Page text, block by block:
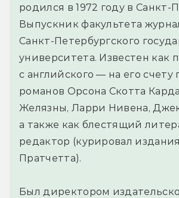
родился в 1972 году в Санкт-
Выпускник факультета
Санкт-Петербургского
университета. Известен как
с английского — на его счету
романов Орсона Скотта
Желязны, Ларри Нивена,
а также как блестящий
редактор (курировал
Пратчетта).
Был директором